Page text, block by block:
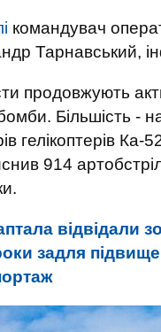
командувач
Тарнавський,
продовжують
Більшість -
гелікоптерів
914
відвідали
задля